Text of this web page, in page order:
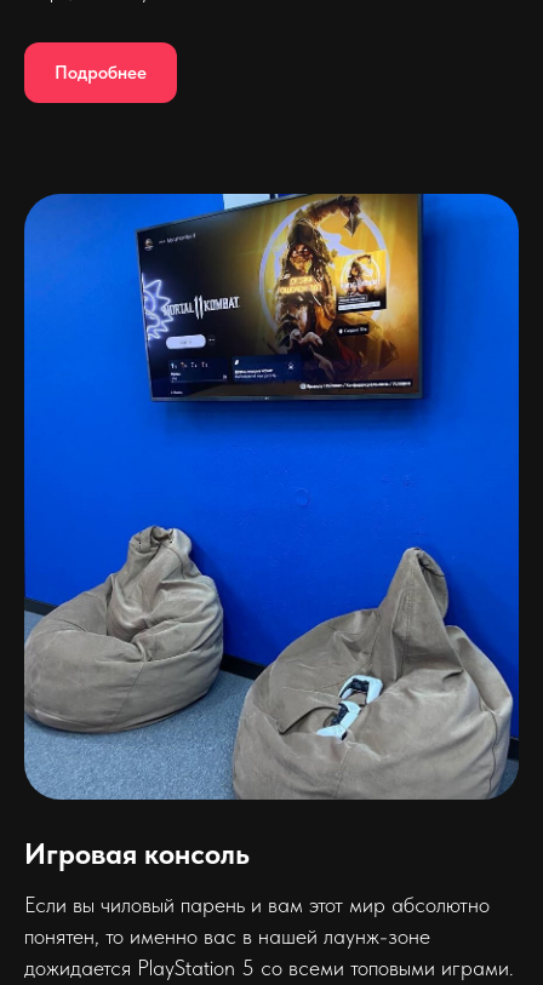
Подробнее
Игровая консоль
Если вы чиловый парень и вам этот мир абсолютно
понятен, то именно вас в нашей лаунж-зоне
дожидается PlayStation 5 со всеми топовыми играми.